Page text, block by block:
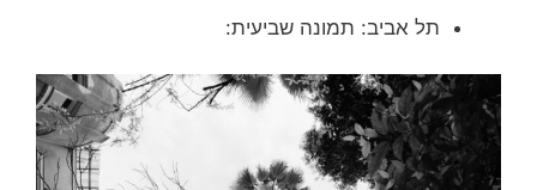
תל אביב: תמונה שביעית: